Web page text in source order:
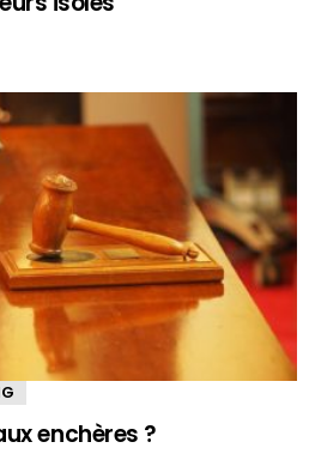
enchères ?